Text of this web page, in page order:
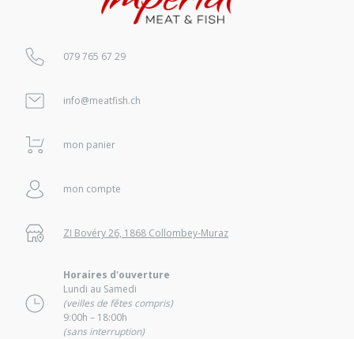
079 765 67 29
info@meatfish.ch
mon panier
mon compte
ZI Bovéry 26, 1868 Collombey-Muraz
Horaires d'ouverture
Lundi au Samedi
(veilles de fêtes compris)
9:00h – 18:00h
(sans interruption)